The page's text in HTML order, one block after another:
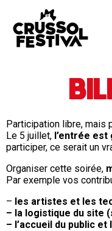
Participation libre, mais
Le 5 juillet, l’entrée est
participer, ce serait un
Organiser cette soirée,
Par exemple vos
– les artistes et les
– la logistique du site
– l’accueil du public